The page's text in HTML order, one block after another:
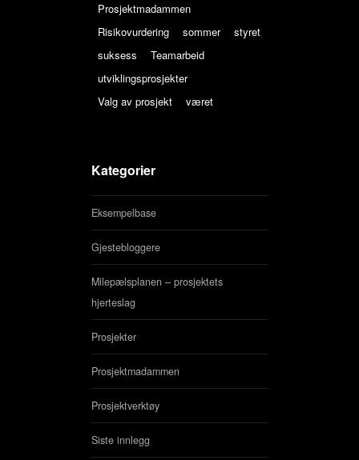
Prosjektmadammen
Risikovurdering
sommer
styret
suksess
Teamarbeid
utviklingsprosjekter
Valg av prosjekt
været
Kategorier
Eksempelbase
Gjestebloggere
Milepælsplanen – prosjektets
hjerteslag
Prosjekter
Prosjektmadammen
Prosjektverktøy
Siste innlegg